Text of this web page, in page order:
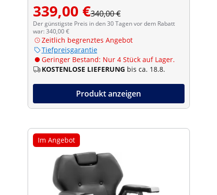
339,00 €340,00 €
Der günstigste Preis in den 30 Tagen vor dem Rabatt
war: 340,00 €
Zeitlich begrenztes Angebot
Tiefpreisgarantie
Geringer Bestand: Nur 4 Stück auf Lager.
KOSTENLOSE LIEFERUNG bis ca. 18.8.
Produkt anzeigen
Im Angebot